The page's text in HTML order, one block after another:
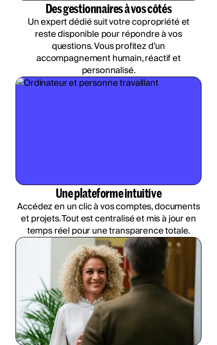
Des gestionnaires à vos côtés
Un expert dédié suit votre copropriété et
reste disponible pour répondre à vos
questions. Vous profitez d’un
accompagnement humain, réactif et
personnalisé.
Une plateforme intuitive
Accédez en un clic à vos comptes, documents
et projets. Tout est centralisé et mis à jour en
temps réel pour une transparence totale.